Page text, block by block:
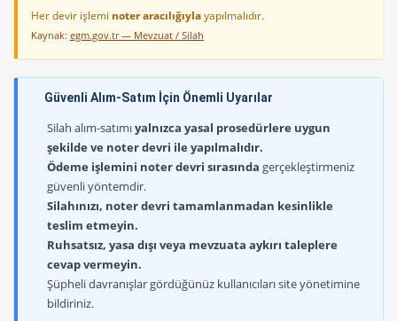
Her devir işlemi noter aracılığıylayapılmalıdır.
Kaynak: egm.gov.tr — Mevzuat / Silah
Güvenli Alım-Satım İçin Önemli Uyarılar
Silah alım-satımıyalnızca yasal prosedürlere uygun
şekilde ve noter devri ile yapılmalıdır.
Ödeme işlemini noter devri sırasında gerçekleştirmeniz
güvenli yöntemdir.
Silahınızı, noter devri tamamlanmadan kesinlikle
teslim etmeyin.
Ruhsatsız, yasa dışı veya mevzuata aykırı taleplere
cevap vermeyin.
Şüpheli davranışlar gördüğünüz kullanıcıları site yönetimine
bildiriniz.